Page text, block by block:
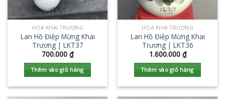
HOA KHAI TRƯƠNG
Lan Hồ Điệp Mừng Khai
Trương | LKT37
700.000 ₫
Thêm vào giỏ hàng
HOA KHAI TRƯƠNG
Lan Hồ Điệp Mừng Khai
Trương | LKT36
1.600.000 ₫
Thêm vào giỏ hàng